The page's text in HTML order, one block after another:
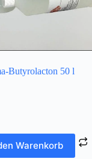
Butyrolacton 50 l
Warenkorb